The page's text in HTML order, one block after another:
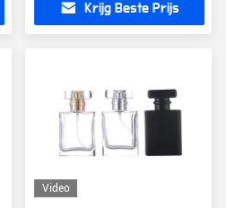
Krijg Beste Prijs
Video